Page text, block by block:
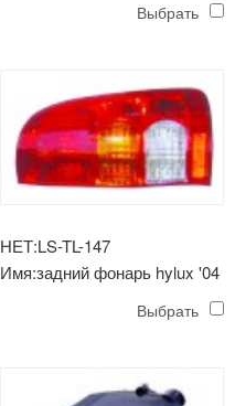
Выбрать
НЕТ:LS-TL-147
Имя:задний фонарь hylux '04
Выбрать